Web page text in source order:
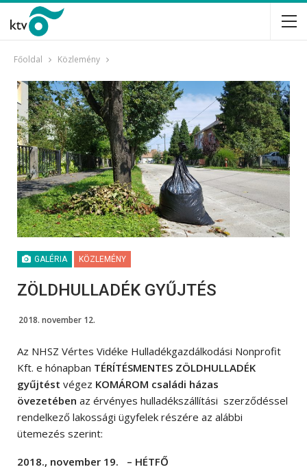
Főoldal Közlemény
GALÉRIA KÖZLEMÉNY
ZÖLDHULLADÉK GYŰJTÉS
2018. november 12.
Az NHSZ Vértes Vidéke Hulladékgazdálkodási Nonprofit
Kft. e hónapban TÉRÍTÉSMENTES ZÖLDHULLADÉK
gyűjtést végez KOMÁROM családi házas
övezetében az érvényes hulladékszállítási szerződéssel
rendelkező lakossági ügyfelek részére az alábbi
ütemezés szerint:
2018., november 19. – HÉTFŐ